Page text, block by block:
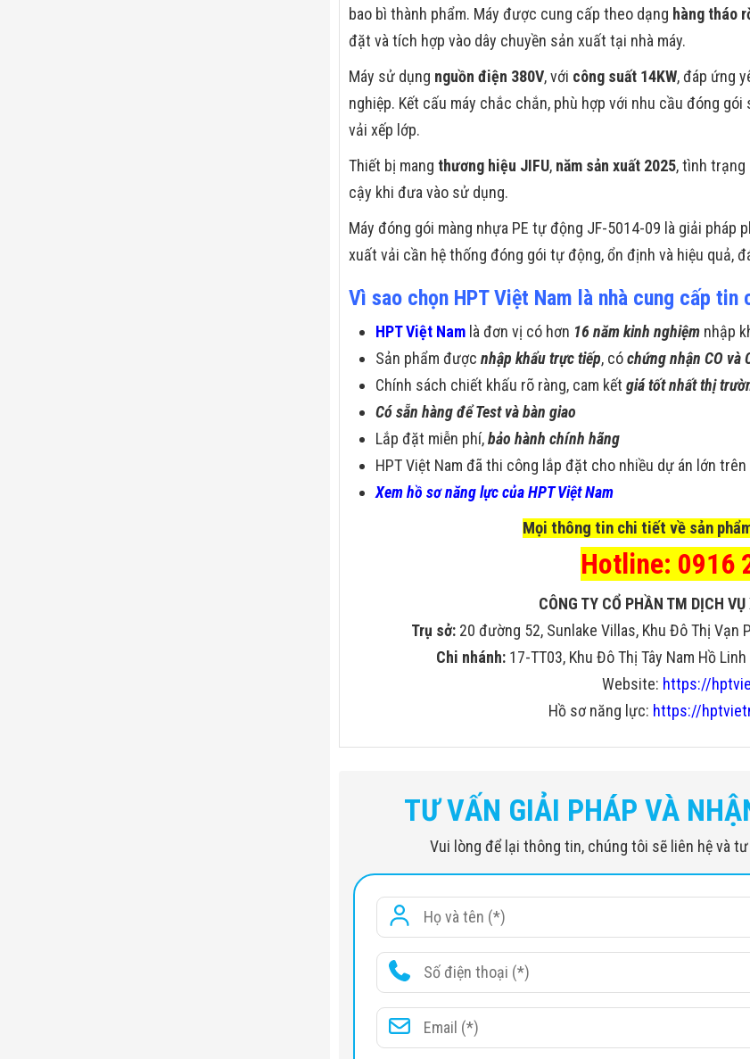
bao bì thành phẩm. Máy được cung cấp theo dạng hàng tháo
đặt và tích hợp vào dây chuyền sản xuất tại nhà máy.
Máy sử dụng nguồn điện 380V, với công suất 14KW, đáp ứng
nghiệp. Kết cấu máy chắc chắn, phù hợp với nhu cầu đóng
vải xếp lớp.
Thiết bị mang thương hiệu JIFU, năm sản xuất 2025, tình trạng
cậy khi đưa vào sử dụng.
Máy đóng gói màng nhựa PE tự động JF-5014-09 là giải pháp
xuất vải cần hệ thống đóng gói tự động, ổn định và hiệu quả,
Vì sao chọn HPT Việt Nam là nhà cung cấp tin
HPT Việt Nam là đơn vị có hơn 16 năm kinh nghiệm nhập
Sản phẩm được nhập khẩu trực tiếp, cóchứng nhận CO và
Chính sách chiết khấu rõ ràng, cam kết giá tốt nhất thị
Có sẵn hàng để Test và bàn giao
Lắp đặt miễn phí,bảo hành chính hãng
HPT Việt Nam đã thi công lắp đặt cho nhiều dự án lớn
Xem hồ sơ năng lực của HPT Việt Nam
Mọi thông tin chi tiết về sản
Hotline: 0916
CÔNG TY CỔ PHẦN TM DỊCH
Trụ sở: 20 đường 52, Sunlake Villas, Khu Đô Thị Vạn
Chi nhánh:17-TT03, Khu Đô Thị Tây Nam Hồ
Website: https://
Hồ sơ năng lực: https://
TƯ VẤN GIẢI PHÁP VÀ
Vui lòng để lại thông tin, chúng tôi sẽ liên hệ và